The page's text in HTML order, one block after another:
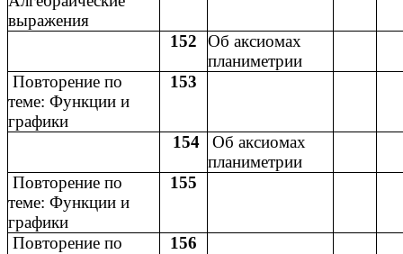
выражения
152
Об аксиомах
планиметрии
Повторение по
теме: Функции и
графики
153
154
Об аксиомах
планиметрии
Повторение по
теме: Функции и
графики
155
Повторение по
156